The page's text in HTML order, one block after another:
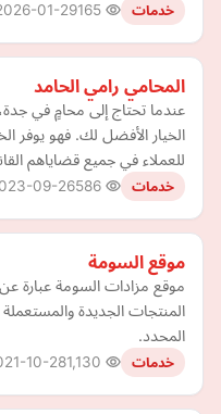
خدمات 01-29
المحامي رامي الحامد
عندما تحتاج إلى محامٍ في
الخيار الأفضل لك. فهو يوفر
للعملاء في جميع قضاياهم
خدمات 09-26
موقع السومة
موقع مزادات السومة عبارة
المنتجات الجديدة والمستعملة
المحدد.
خدمات 10-28